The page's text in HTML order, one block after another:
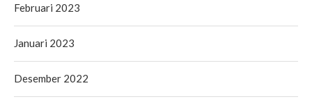
Februari 2023
Januari 2023
Desember 2022